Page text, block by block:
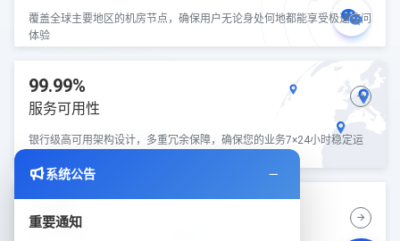
覆盖全球主要地区的机房节点，确保用户无论身处何地都能享受极速访问
体验
99.99%
服务可用性
银行级高可用架构设计，多重冗余保障，确保您的业务7×24小时稳定运
快速部署
系统公告
重要通知